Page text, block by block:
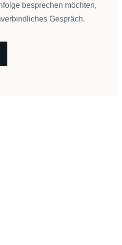
besprechen möchten,
Gespräch.